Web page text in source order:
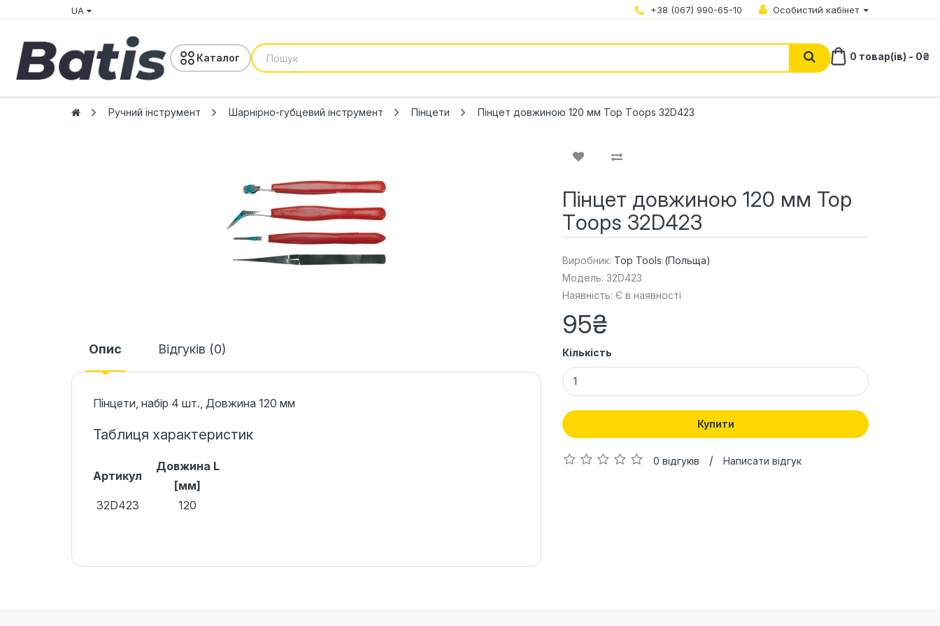
UA +38 (067) 990-65-10 Особистий кабінет
Каталог 0 товар(ів) - 0₴
Ручний інструмент Шарнірно-губцевий інструмент Пінцети Пінцет довжиною 120 мм Тор Tооps 32D423
Опис Відгуків (0)
Пінцети, набір 4 шт., Довжина 120 мм
Таблиця характеристик
Артикул
Довжина L
[мм]
32D423
120
Пінцет довжиною 120 мм Тор
Tооps 32D423
Виробник: Top Tools (Польща)
Модель: 32D423
Наявність: Є в наявності
95₴
Кількість
Купити
0 відгуків / Написати відгук